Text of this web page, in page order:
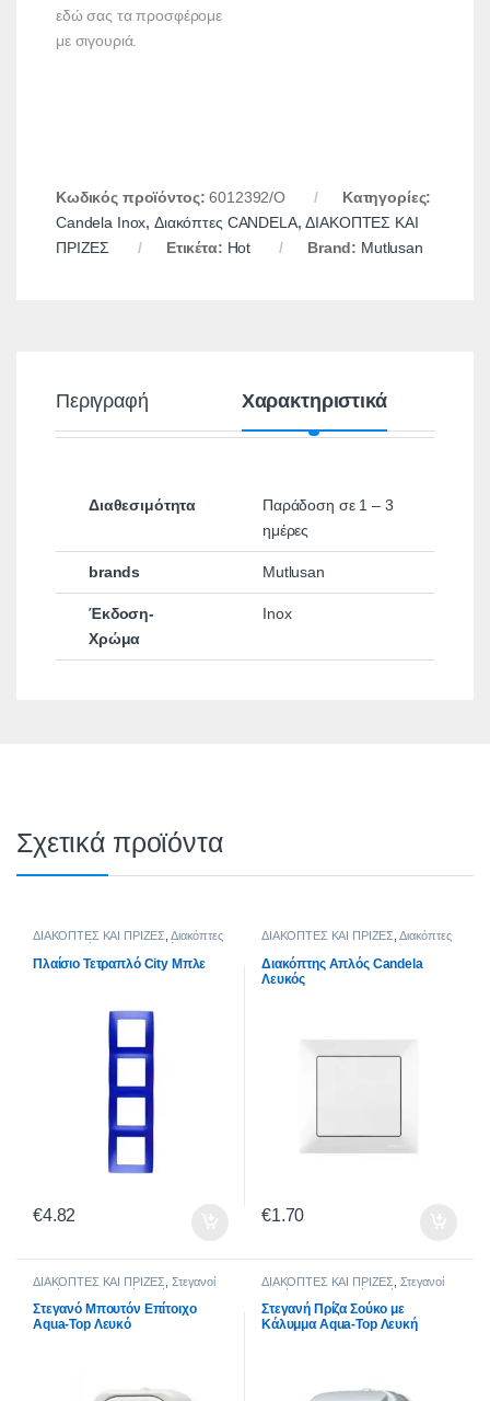
εδώ σας τα προσφέρομε
με σιγουριά.
Κωδικός προϊόντος:6012392/Ο
Κατηγορίες:
Candela Inox,Διακόπτες CANDELA,ΔΙΑΚΟΠΤΕΣ ΚΑΙ
ΠΡΙΖΕΣ
Ετικέτα: Hot Brand: Mutlusan
Περιγραφή Χαρακτηριστικά
Διαθεσιμότητα
Παράδοση σε 1 – 3
ημέρες
brands Mutlusan
Έκδοση-
Χρώμα
Inox
Σχετικά προϊόντα
ΔΙΑΚΟΠΤΕΣ ΚΑΙ ΠΡΙΖΕΣ Διακόπτες
Σειρά City Pastel Χρώματα
Πλαίσιο Τετραπλό City Μπλε
€4.82
ΔΙΑΚΟΠΤΕΣ ΚΑΙ ΠΡΙΖΕΣ Διακόπτες
Λευκό
Διακόπτης Απλός Candela
Λευκός
€1.70
ΔΙΑΚΟΠΤΕΣ ΚΑΙ ΠΡΙΖΕΣ Στεγανοί
Διακόπτες
Στεγανοί Διακόπτες Aqua
Top
Στεγανό Μπουτόν Επίτοιχο
Aqua-Top Λευκό
ΔΙΑΚΟΠΤΕΣ ΚΑΙ ΠΡΙΖΕΣ Στεγανοί
Διακόπτες
Στεγανοί Διακόπτες Aqua
Top
Στεγανή Πρίζα Σούκο με
Κάλυμμα Aqua-Top Λευκή